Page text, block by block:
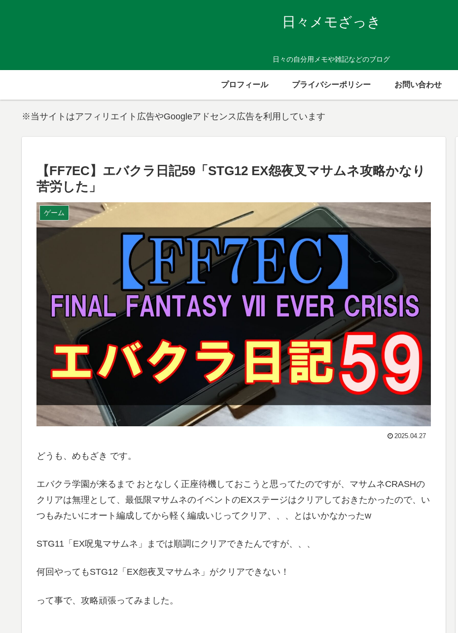
日々メモざっき
日々の自分用メモや雑記などのブログ
プロフィール プライバシーポリシー お問い合わせ
※当サイトはアフィリエイト広告やGoogleアドセンス広告を利用しています
【FF7EC】エバクラ日記59「STG12 EX怨夜叉マサムネ攻略かなり
苦労した」
ゲーム
2025.04.27
どうも、めもざき です。
エバクラ学園が来るまで おとなしく正座待機しておこうと思ってたのですが、マサムネCRASHの
クリアは無理として、最低限マサムネのイベントのEXステージはクリアしておきたかったので、い
つもみたいにオート編成してから軽く編成いじってクリア、、、とはいかなかったw
STG11「EX呪鬼マサムネ」までは順調にクリアできたんですが、、、
何回やってもSTG12「EX怨夜叉マサムネ」がクリアできない！
って事で、攻略頑張ってみました。